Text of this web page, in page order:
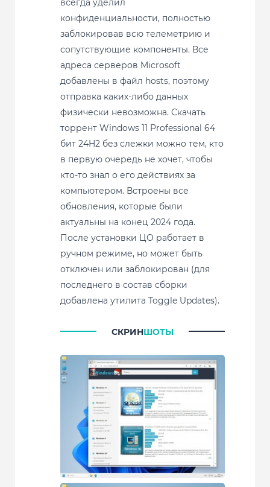
конфиденциальности, полностью
заблокировав всю телеметрию и
сопутствующие компоненты. Все
адреса серверов Microsoft
добавлены в файл hosts, поэтому
отправка каких-либо данных
физически невозможна. Скачать
торрент Windows 11 Professional 64
бит 24H2 без слежки можно тем, кто
в первую очередь не хочет, чтобы
кто-то знал о его действиях за
компьютером. Встроены все
обновления, которые были
актуальны на конец 2024 года.
После установки ЦО работает в
ручном режиме, но может быть
отключен или заблокирован (для
последнего в состав сборки
добавлена утилита Toggle Updates).
СКРИНШОТЫ